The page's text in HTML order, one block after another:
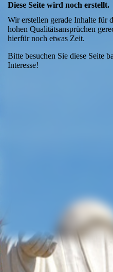
Diese Seite wird noch erstellt.
Wir erstellen gerade Inhalte für
hohen Qualitätsansprüchen
hierfür noch etwas Zeit.
Bitte besuchen Sie diese Seite
Interesse!